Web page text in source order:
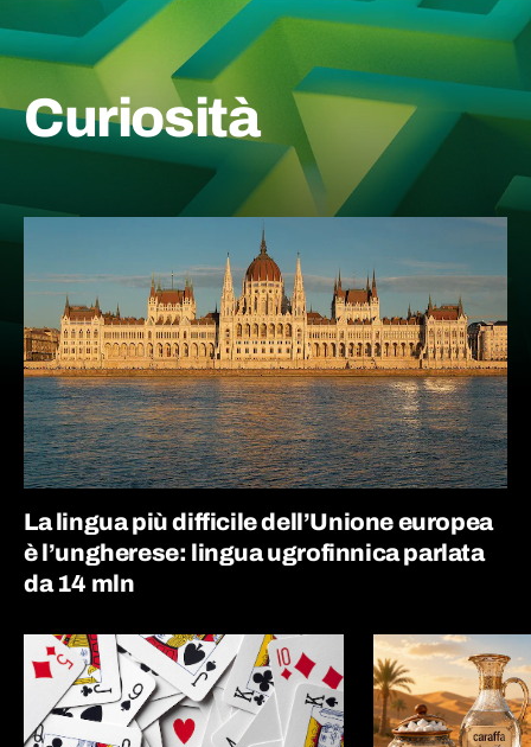
Curiosità
La lingua più difficile dell’Unione europea
è l’ungherese: lingua ugrofinnica parlata
da 14 mln